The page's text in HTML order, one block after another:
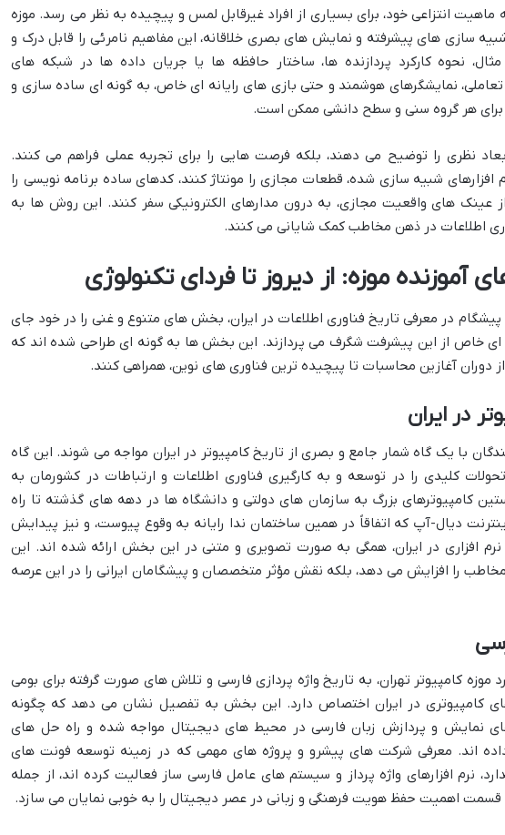
ماهیت انتزاعی خود، برای بسیاری از افراد غیرقابل لمس و پیچیده به نظر می رسد. موزه
شبیه سازی های پیشرفته و نمایش های بصری خلاقانه، این مفاهیم نامرئی را قابل درک و
نحوه کارکرد پردازنده ها، ساختار حافظه ها یا جریان داده ها در شبکه های
نمایشگرهای هوشمند و حتی بازی های رایانه ای خاص، به گونه ای ساده سازی و
هر گروه سنی و سطح دانشی ممکن است.
نظری را توضیح می دهند، بلکه فرصت هایی را برای تجربه عملی فراهم می کنند.
افزارهای شبیه سازی شده، قطعات مجازی را مونتاژ کنند، کدهای ساده برنامه نویسی را
از عینک های واقعیت مجازی، به درون مدارهای الکترونیکی سفر کنند. این روش ها به
اطلاعات در ذهن مخاطب کمک شایانی می کنند.
موزه: از دیروز تا فردای تکنولوژی
پیشگام در معرفی تاریخ فناوری اطلاعات در ایران، بخش های متنوع و غنی را در خود جای
خاص از این پیشرفت شگرف می پردازند. این بخش ها به گونه ای طراحی شده اند که
دوران آغازین محاسبات تا پیچیده ترین فناوری های نوین، همراهی کنند.
در ایران
با یک گاه شمار جامع و بصری از تاریخ کامپیوتر در ایران مواجه می شوند. این گاه
کلیدی را در توسعه و به کارگیری فناوری اطلاعات و ارتباطات در کشورمان به
کامپیوترهای بزرگ به سازمان های دولتی و دانشگاه ها در دهه های گذشته تا راه
دیال-آپ که اتفاقاً در همین ساختمان ندا رایانه به وقوع پیوست، و نیز پیدایش
افزاری در ایران، همگی به صورت تصویری و متنی در این بخش ارائه شده اند. این
را افزایش می دهد، بلکه نقش مؤثر متخصصان و پیشگامان ایرانی را در این عرصه
کامپیوتر تهران، به تاریخ واژه پردازی فارسی و تلاش های صورت گرفته برای بومی
کامپیوتری در ایران اختصاص دارد. این بخش به تفصیل نشان می دهد که چگونه
نمایش و پردازش زبان فارسی در محیط های دیجیتال مواجه شده و راه حل های
داده اند. معرفی شرکت های پیشرو و پروژه های مهمی که در زمینه توسعه فونت های
نرم افزارهای واژه پرداز و سیستم های عامل فارسی ساز فعالیت کرده اند، از جمله
اهمیت حفظ هویت فرهنگی و زبانی در عصر دیجیتال را به خوبی نمایان می سازد.